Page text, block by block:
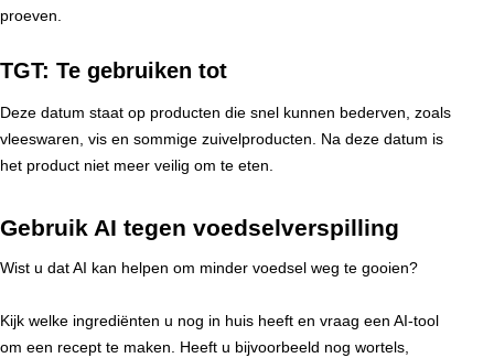
proeven.
TGT: Te gebruiken tot
Deze datum staat op producten die snel kunnen bederven, zoals
vleeswaren, vis en sommige zuivelproducten. Na deze datum is
het product niet meer veilig om te eten.
Gebruik AI tegen voedselverspilling
Wist u dat AI kan helpen om minder voedsel weg te gooien?
Kijk welke ingrediënten u nog in huis heeft en vraag een AI-tool
om een recept te maken. Heeft u bijvoorbeeld nog wortels,